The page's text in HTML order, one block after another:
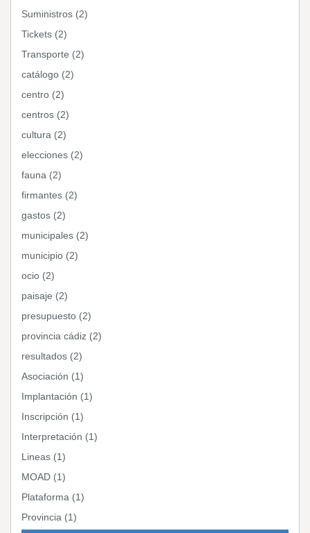
Suministros (2)
Tickets (2)
Transporte (2)
catálogo (2)
centro (2)
centros (2)
cultura (2)
elecciones (2)
fauna (2)
firmantes (2)
gastos (2)
municipales (2)
municipio (2)
ocio (2)
paisaje (2)
presupuesto (2)
provincia cádiz (2)
resultados (2)
Asociación (1)
Implantación (1)
Inscripción (1)
Interpretación (1)
Lineas (1)
MOAD (1)
Plataforma (1)
Provincia (1)